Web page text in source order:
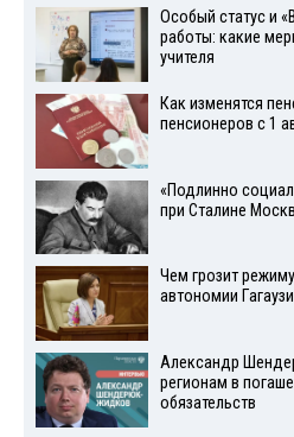
Особый статус и
работы: какие
учителя
Как изменятся
пенсионеров с 1
«Подлинно
при Сталине
Чем грозит
автономии
Александр
регионам в
обязательств